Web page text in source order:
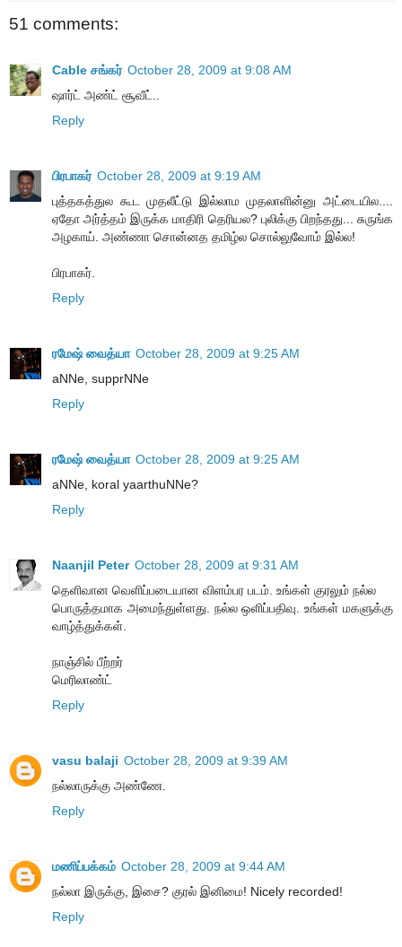
51 comments:
Cable சங்கர் October 28, 2009 at 9:08 AM
ஷார்ட் அண்ட் சூவீட்..
Reply
பிரபாகர் October 28, 2009 at 9:19 AM
புத்தகத்துல கூட முதலீட்டு இல்லாம முதலாளின்னு அட்டையில....
ஏதோ அர்த்தம் இருக்க மாதிரி தெரியல? புலிக்கு பிறந்தது... சுருங்க
அழகாய். அண்ணா சொன்னத தமிழ்ல சொல்லுவோம் இல்ல!
பிரபாகர்.
Reply
ரமேஷ் வைத்யா October 28, 2009 at 9:25 AM
aNNe, supprNNe
Reply
ரமேஷ் வைத்யா October 28, 2009 at 9:25 AM
aNNe, koral yaarthuNNe?
Reply
Naanjil Peter October 28, 2009 at 9:31 AM
தெளிவான வெளிப்படையான விளம்பர படம். உங்கள் குரலும் நல்ல
பொருத்தமாக அமைந்துள்ளது. நல்ல ஒளிப்பதிவு. உங்கள் மகளுக்கு
வாழ்த்துக்கள்.
நாஞ்சில் பீற்றர்
மெரிலாண்ட்
Reply
vasu balaji October 28, 2009 at 9:39 AM
நல்லாருக்கு அண்ணே.
Reply
மணிப்பக்கம் October 28, 2009 at 9:44 AM
நல்லா இருக்கு, இசை? குரல் இனிமை! Nicely recorded!
Reply